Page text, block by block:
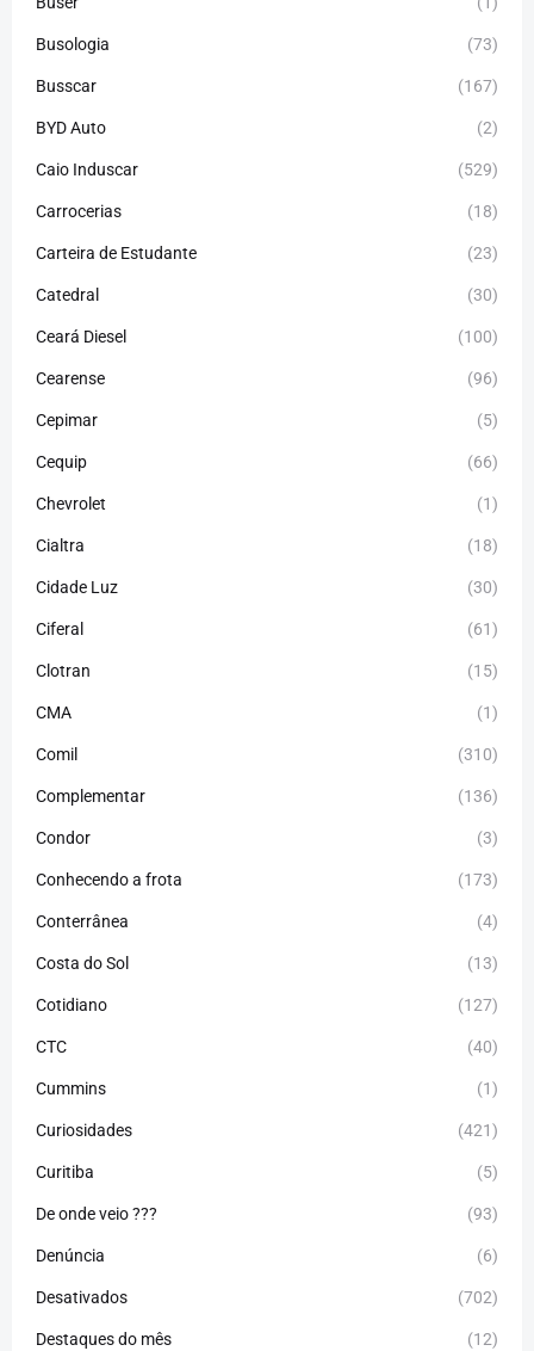
Busologia (73)
Busscar (167)
BYD Auto (2)
Caio Induscar (529)
Carrocerias (18)
Carteira de Estudante (23)
Catedral (30)
Ceará Diesel (100)
Cearense (96)
Cepimar (5)
Cequip (66)
Chevrolet (1)
Cialtra (18)
Cidade Luz (30)
Ciferal (61)
Clotran (15)
CMA (1)
Comil (310)
Complementar (136)
Condor (3)
Conhecendo a frota (173)
Conterrânea (4)
Costa do Sol (13)
Cotidiano (127)
CTC (40)
Cummins (1)
Curiosidades (421)
Curitiba (5)
De onde veio ??? (93)
Denúncia (6)
Desativados (702)
Destaques do mês (12)